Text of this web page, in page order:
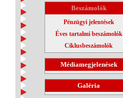
Beszámolók
Pénzügyi jelentések
Éves tartalmi beszámolók
Ciklusbeszámolók
Médiamegjelenések
Galéria